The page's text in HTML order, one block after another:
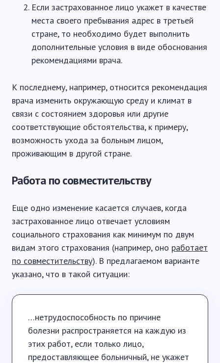
Если застрахованное лицо укажет в качестве
места своего пребывания адрес в третьей
стране, то необходимо будет выполнить
дополнительные условия в виде обоснования
рекомендациями врача.
К последнему, например, относится рекомендация
врача изменить окружающую среду и климат в
связи с состоянием здоровья или другие
соответствующие обстоятельства, к примеру,
возможность ухода за больным лицом,
проживающим в другой стране.
Работа по совместительству
Еще одно изменение касается случаев, когда
застрахованное лицо отвечает условиям
социального страхования как минимум по двум
видам этого страхования (например, оно работает
по совместительству). В предлагаемом варианте
указано, что в такой ситуации:
…нетрудоспособность по причине
болезни распространяется на каждую из
этих работ, если только лицо,
предоставляющее больничный, не укажет